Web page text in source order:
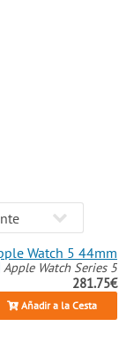
Watch 5 44mm
Apple Watch Series 5
281.75€
Añadir a la Cesta